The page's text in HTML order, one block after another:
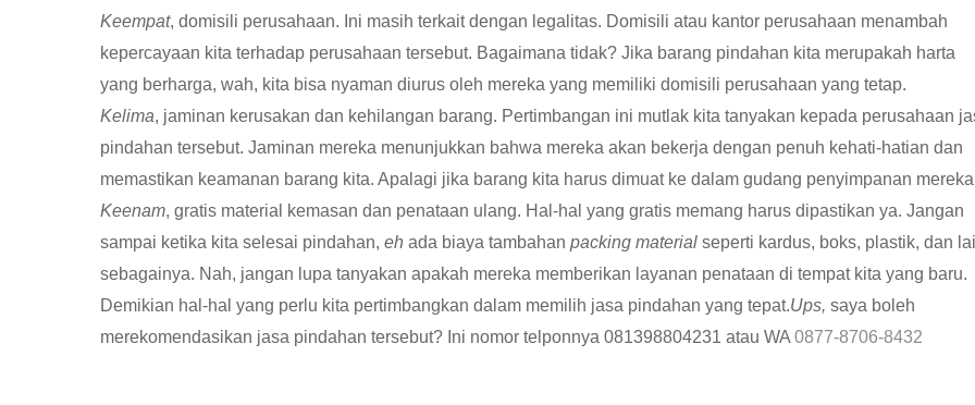
Keempat, domisili perusahaan. Ini masih terkait dengan legalitas. Domisili atau kantor perusahaan menambah
kepercayaan kita terhadap perusahaan tersebut. Bagaimana tidak? Jika barang pindahan kita merupakah harta
yang berharga, wah, kita bisa nyaman diurus oleh mereka yang memiliki domisili perusahaan yang tetap.
Kelima, jaminan kerusakan dan kehilangan barang. Pertimbangan ini mutlak kita tanyakan kepada perusahaan
pindahan tersebut. Jaminan mereka menunjukkan bahwa mereka akan bekerja dengan penuh kehati-hatian dan
memastikan keamanan barang kita. Apalagi jika barang kita harus dimuat ke dalam gudang penyimpanan
Keenam, gratis material kemasan dan penataan ulang. Hal-hal yang gratis memang harus dipastikan ya. Jangan
sampai ketika kita selesai pindahan, eh ada biaya tambahan packing material seperti kardus, boks, plastik, dan
sebagainya. Nah, jangan lupa tanyakan apakah mereka memberikan layanan penataan di tempat kita yang baru.
Demikian hal-hal yang perlu kita pertimbangkan dalam memilih jasa pindahan yang tepat.Ups, saya boleh
merekomendasikan jasa pindahan tersebut? Ini nomor telponnya 081398804231 atau WA 0877-8706-8432